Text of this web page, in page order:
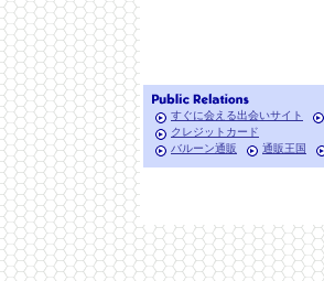
すぐに会える出会いサイト
クレジットカード
バルーン通販
通販王国